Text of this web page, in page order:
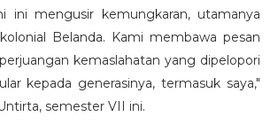
ini mengusir kemungkaran, utamanya
Belanda. Kami membawa pesan
kemaslahatan yang dipelopori
kepada generasinya, termasuk saya,"
semester VII ini.